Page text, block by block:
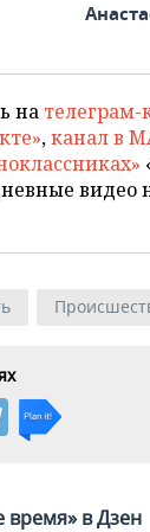
на телеграм-
,канал в
видео
время» в Дзен